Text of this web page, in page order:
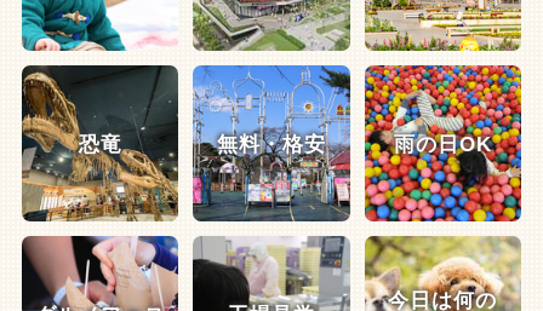
恐竜 無料・格安 雨の日OK
今日は何の